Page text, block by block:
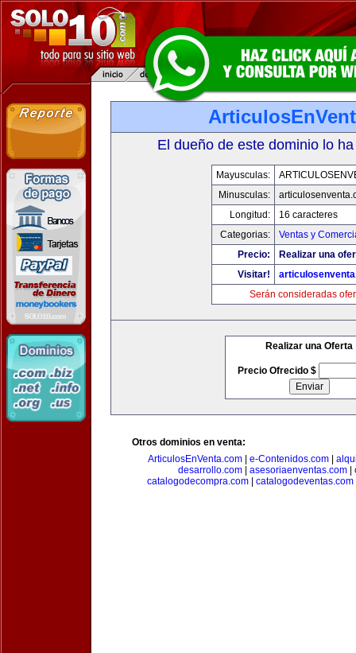
El dueño de este dominio lo
Mayusculas:
Minusculas:
Longitud:
16 caracteres
Categorias:
Ventas y
Precio:
Realizar una
Visitar!
Serán consideradas
Realizar una Oferta
Precio Ofrecido $
Otros dominios en venta:
ArticulosEnVenta.com| e-Contenidos.com|
desarrollo.com| asesoriaenventas.com|
catalogodecompra.com| catalogodeventas.com